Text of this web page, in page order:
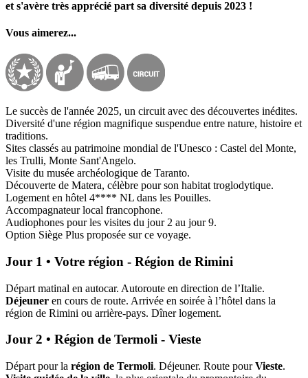
et s'avère très apprécié part sa diversité depuis 2023 !
Vous aimerez...
Le succès de l'année 2025, un circuit avec des découvertes inédites.
Diversité d'une région magnifique suspendue entre nature, histoire et
traditions.
Sites classés au patrimoine mondial de l'Unesco : Castel del Monte,
les Trulli, Monte Sant'Angelo.
Visite du musée archéologique de Taranto.
Découverte de Matera, célèbre pour son habitat troglodytique.
Logement en hôtel 4**** NL dans les Pouilles.
Accompagnateur local francophone.
Audiophones pour les visites du jour 2 au jour 9.
Option Siège Plus proposée sur ce voyage.
Jour 1 • Votre région - Région de Rimini
Départ matinal en autocar. Autoroute en direction de l’Italie.
Déjeuner en cours de route. Arrivée en soirée à l’hôtel dans la
région de Rimini ou arrière-pays. Dîner logement.
Jour 2 • Région de Termoli - Vieste
Départ pour la région de Termoli. Déjeuner. Route pourVieste.